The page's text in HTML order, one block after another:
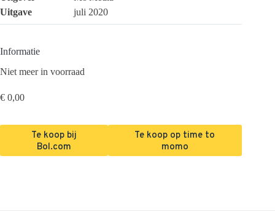
Uitgave
juli 2020
Informatie
Niet meer in voorraad
€ 0,00
Te koop bij
Bol.com
Te koop op time to
momo